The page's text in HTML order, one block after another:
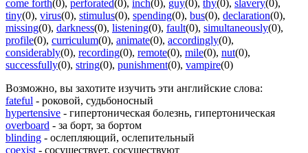
come forth(0), perforated(0), inch(0), guy(0), thy(0), slavery(0),
tiny(0), virus(0), stimulus(0), spending(0), bus(0), declaration(0),
missing(0), darkness(0), listening(0), fault(0), simultaneously(0),
profile(0), curriculum(0), animate(0), accordingly(0),
considerably(0), recording(0), remote(0), mile(0), nut(0),
successfully(0), string(0), punishment(0), vampire(0)
Возможно, вы захотите изучить эти английские слова:
fateful - роковой, судьбоносный
hypertensive - гипертоническая болезнь, гипертоническая
overboard - за борт, за бортом
blinding - ослепляющий, ослепительный
coexist - сосуществует, сосуществуют